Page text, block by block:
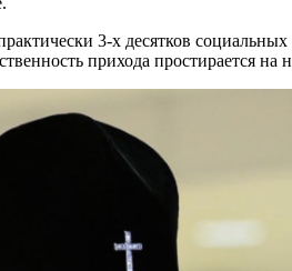
3-х десятков
прихода простирается на